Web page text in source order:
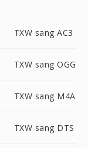
TXW sang AC3
TXW sang OGG
TXW sang M4A
TXW sang DTS